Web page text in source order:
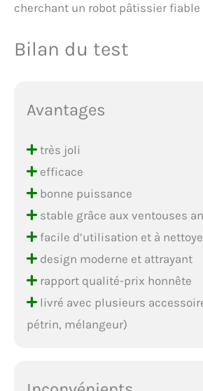
cherchant un robot pâtissier fiable
Bilan du test
Avantages
très joli
efficace
bonne puissance
stable grâce aux ventouses
facile d’utilisation et à
design moderne et attrayant
rapport qualité-prix honnête
livré avec plusieurs
pétrin, mélangeur)